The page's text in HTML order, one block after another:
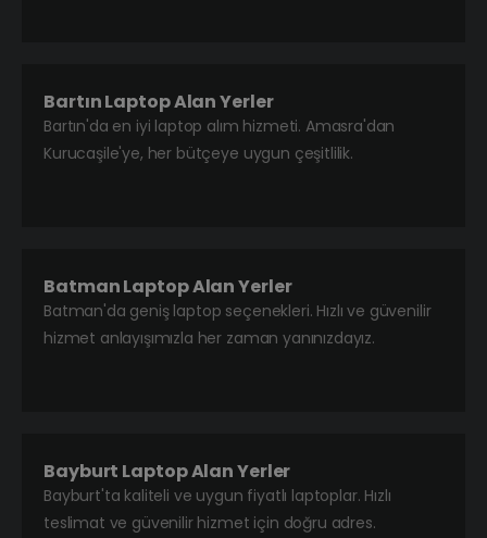
Bartın Laptop Alan Yerler
Bartın'da en iyi laptop alım hizmeti. Amasra'dan
Kurucaşile'ye, her bütçeye uygun çeşitlilik.
Batman Laptop Alan Yerler
Batman'da geniş laptop seçenekleri. Hızlı ve güvenilir
hizmet anlayışımızla her zaman yanınızdayız.
Bayburt Laptop Alan Yerler
Bayburt'ta kaliteli ve uygun fiyatlı laptoplar. Hızlı
teslimat ve güvenilir hizmet için doğru adres.